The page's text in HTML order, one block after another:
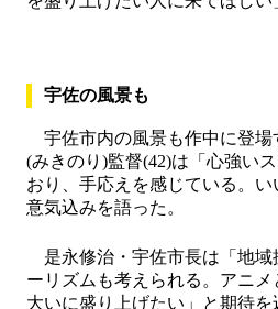
宇佐の風景も
宇佐市内の風景も作中に登場
(みきのり)監督(42)は「心強い
おり、手応えを感じている。い
意気込みを語った。
是永修治・宇佐市長は「地域
ーリズムも考えられる。アニメ
大いに盛り上げたい」と期待を